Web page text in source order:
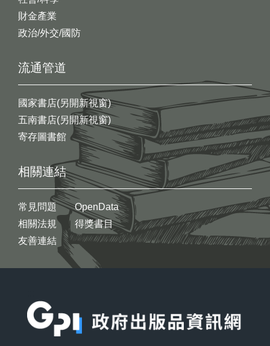
財金產業
政治/外交/國防
流通管道
國家書店(另開新視窗)
五南書店(另開新視窗)
寄存圖書館
相關連結
常見問題
相關法規
友善連結
OpenData
得獎書目